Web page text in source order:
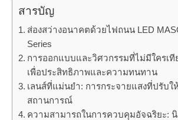
สารบัญ
ส่องสว่างอนาคตด้วยไฟถนน LED
Series
การออกแบบและวิศวกรรมที่ไม่มีใครเที
เพื่อประสิทธิภาพและความทนทาน
เลนส์ที่แม่นยํา: การกระจายแสงที่ปรับใ
สถานการณ์
ความสามารถในการควบคุมอัจฉริยะ: